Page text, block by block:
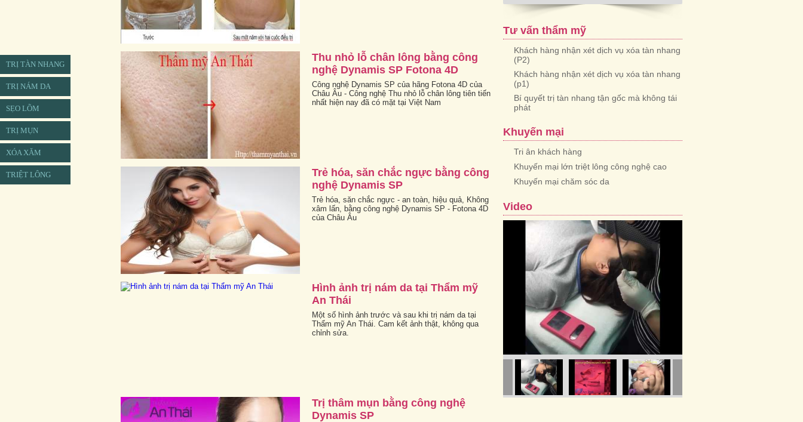
TRỊ TÀN NHANG
TRỊ NÁM DA
SẸO LÕM
TRỊ MỤN
XÓA XĂM
TRIỆT LÔNG
Thu nhỏ lỗ chân lông bằng công
nghệ Dynamis SP Fotona 4D
Công nghệ Dynamis SP của hãng Fotona 4D của
Châu Âu - Công nghệ Thu nhỏ lỗ chân lông tiên tiến
nhất hiện nay đã có mặt tại Việt Nam
Trẻ hóa, săn chắc ngực bằng công
nghệ Dynamis SP
Trẻ hóa, săn chắc ngực - an toàn, hiệu quả, Không
xâm lấn, bằng công nghệ Dynamis SP - Fotona 4D
của Châu Âu
Hình ảnh trị nám da tại Thẩm mỹ
An Thái
Một số hình ảnh trước và sau khi trị nám da tại
Thẩm mỹ An Thái. Cam kết ảnh thật, không qua
chỉnh sửa.
Trị thâm mụn bằng công nghệ
Dynamis SP
Tư vấn thẩm mỹ
Khách hàng nhận xét dịch vụ xóa tàn nhang
(P2)
Khách hàng nhận xét dịch vụ xóa tàn nhang
(p1)
Bí quyết trị tàn nhang tận gốc mà không tái
phát
Khuyến mại
Tri ân khách hàng
Khuyến mại lớn triệt lông công nghệ cao
Khuyến mại chăm sóc da
Video